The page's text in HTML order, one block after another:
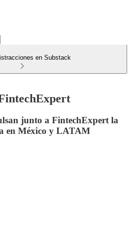
en Substack
junto a FintechExpert la
en México y LATAM